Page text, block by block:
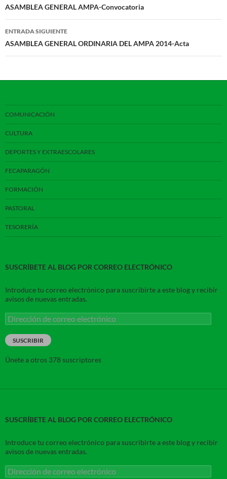
de
entradas
ASAMBLEA GENERAL AMPA-Convocatoria
ENTRADA SIGUIENTE
ASAMBLEA GENERAL ORDINARIA DEL AMPA 2014-Acta
COMUNICACIÓN
CULTURA
DEPORTES Y EXTRAESCOLARES
FECAPARAGÓN
FORMACIÓN
PASTORAL
TESORERÍA
SUSCRÍBETE AL BLOG POR CORREO ELECTRÓNICO
Introduce tu correo electrónico para suscribirte a este blog y recibir
avisos de nuevas entradas.
Dirección
de
correo
electrónico
SUSCRIBIR
Únete a otros 378 suscriptores
SUSCRÍBETE AL BLOG POR CORREO ELECTRÓNICO
Introduce tu correo electrónico para suscribirte a este blog y recibir
avisos de nuevas entradas.
Dirección